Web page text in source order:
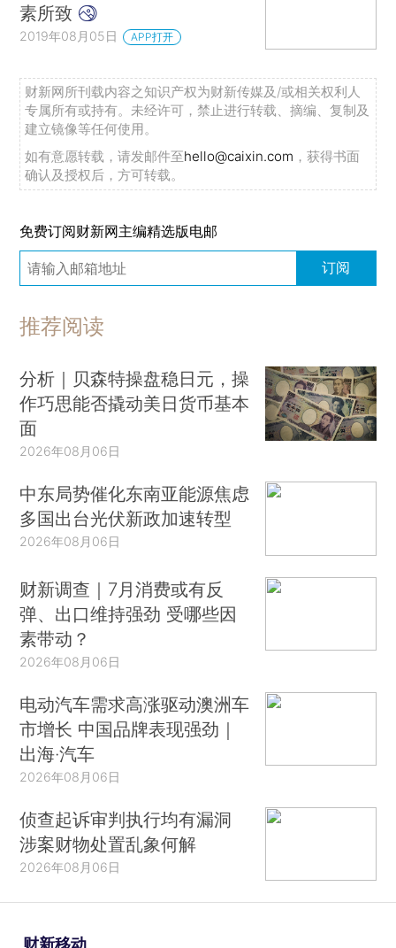
素所致
2019年08月05日 APP打开
财新网所刊载内容之知识产权为财新传媒及/或相关权利人
专属所有或持有。未经许可，禁止进行转载、摘编、复制及
建立镜像等任何使用。
如有意愿转载，请发邮件至hello@caixin.com ，获得书面
确认及授权后，方可转载。
免费订阅财新网主编精选版电邮
订阅
推荐阅读
分析｜贝森特操盘稳日元，操
作巧思能否撬动美日货币基本
面
2026年08月06日
中东局势催化东南亚能源焦虑
多国出台光伏新政加速转型
2026年08月06日
财新调查｜7月消费或有反
弹、出口维持强劲 受哪些因
素带动？
2026年08月06日
电动汽车需求高涨驱动澳洲车
市增长 中国品牌表现强劲｜
出海·汽车
2026年08月06日
侦查起诉审判执行均有漏洞
涉案财物处置乱象何解
2026年08月06日
财新移动